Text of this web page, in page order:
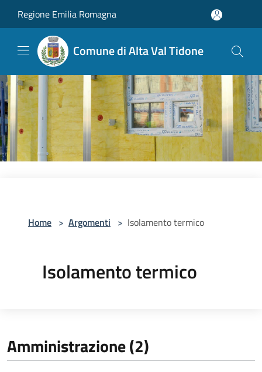
Regione Emilia Romagna
Comune di Alta Val Tidone
Home > Argomenti > Isolamento termico
Isolamento termico
Amministrazione (2)